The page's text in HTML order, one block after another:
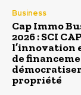
Business
Cap Immo
2026 : SCI
l’innovation
de
démocratiser
propriété